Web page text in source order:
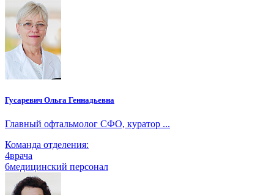
Гусаревич Ольга Геннадьевна
Главный офтальмолог СФО, куратор ...
Команда отделения:
4врача
6медицинский персонал